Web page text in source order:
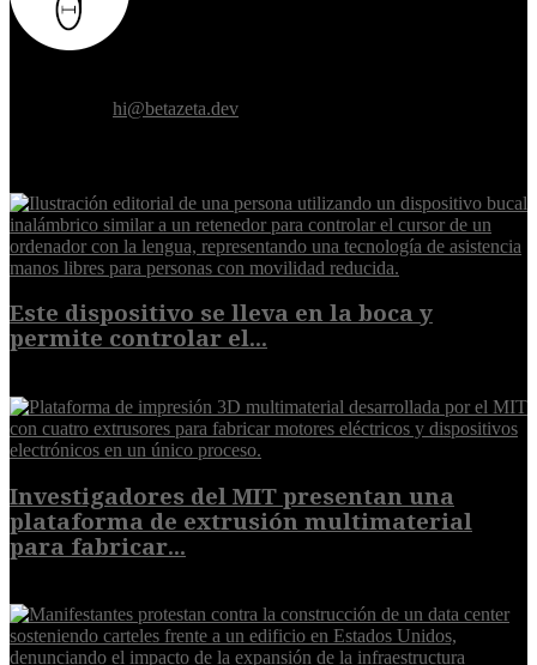
hi@betazeta.dev
Este dispositivo se lleva en la boca y
permite controlar el...
Investigadores del MIT presentan una
plataforma de extrusión multimaterial
para fabricar...